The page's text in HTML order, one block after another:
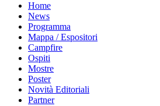
Home
News
Programma
Mappa / Espositori
Campfire
Ospiti
Mostre
Poster
Novità Editoriali
Partner